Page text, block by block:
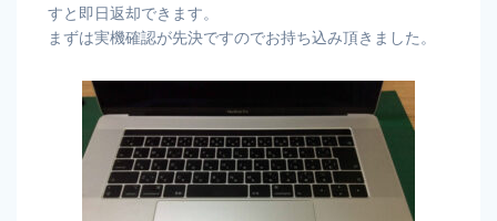
すと即日返却できます。
まずは実機確認が先決ですのでお持ち込み頂きました。